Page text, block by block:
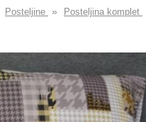
Posteljine » Posteljina komplet